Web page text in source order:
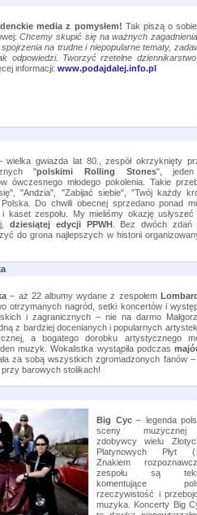
media z pomysłem! Tak piszą o
Chcemy skupić się na ważnych
na trudne i niepopularne tematy,
odpowiedzi. Tworzyć rzetelne
informacji: www.podajdalej.info.pl
gwiazda lat 80., zespół okrzyknięty
"polskimi Rolling Stones",
ówczesnego młodego pokolenia. Takie
"Andzia", "Zabijać siebie", "Twój każdy
Polska. Do chwili obecnej sprzedano ponad
i kaset zespołu. My mieliśmy okazję
dziesiątej edycji PPWH. Bez dwóch zdań
do grona najlepszych w historii
– aż 22 albumy wydane z zespołem
otrzymanych nagród, setki koncertów i
i zagranicznych – nie na darmo
z bardziej docenianych i popularnych
a bogatego dorobku artystycznego
muzyk. Wokalistka wystąpiła podczas
za sobą wszystkich zgromadzonych fanów –
przy barowych stolikach!
Big Cyc– legenda
sceny
zdobywcy wielu
Platynowych Płyt
Znakiem
zespołu są
komentujące
rzeczywistość i
muzyka. Koncerty Big